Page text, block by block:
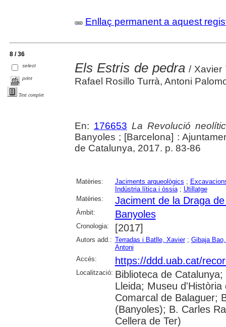
Enllaç permanent a aquest
8 / 36
select
print
Text complet
Els Estris de pedra / Xavier
Rafael Rosillo Turrà, Antoni
En: 176653 La Revolució
Banyoles ; [Barcelona] :
de Catalunya, 2017. p. 83-86
Matèries: Jaciments arqueològics ;
Indústria lítica i òssia; Utillatge
Matèries:
Jaciment de la Draga
Àmbit: Banyoles
Cronologia: [2017]
Autors add.: Terradas i Batlle, Xavier; Gibaja
Antoni
Accés:
https://ddd.uab.cat/
Localització: Biblioteca de
Lleida; Museu
Comarcal de Balaguer;
(Banyoles); B. Carles
Cellera de Ter)